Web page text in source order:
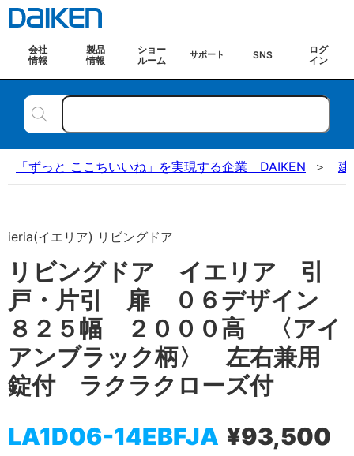
会社
情報
製品
情報
ショー
ルーム
サポート SNS
ログ
イン
「ずっと ここちいいね」を実現する企業 DAIKEN 建
ieria(イエリア) リビングドア
リビングドア イエリア 引
戸・片引 扉 ０６デザイン
８２５幅 ２０００高 〈アイ
アンブラック柄〉 左右兼用
錠付 ラクラクローズ付
LA1D06-14EBFJA ¥93,500